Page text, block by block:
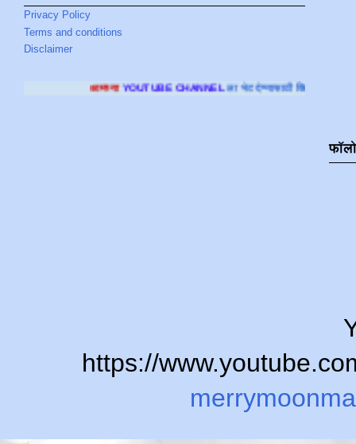
Privacy Policy
Terms and conditions
Disclaimer
YOUTUBE CHANNELला भेट देण्यासाठी क्लिक करा.
https://